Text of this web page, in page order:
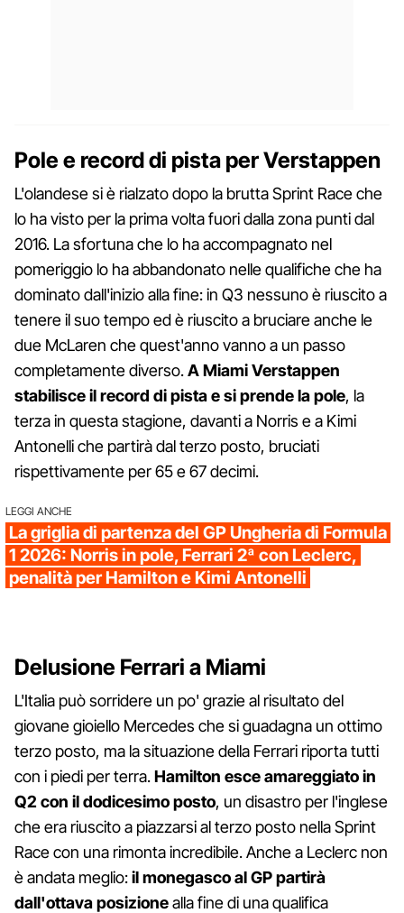
Pole e record di pista per Verstappen
L'olandese si è rialzato dopo la brutta Sprint Race che
lo ha visto per la prima volta fuori dalla zona punti dal
2016. La sfortuna che lo ha accompagnato nel
pomeriggio lo ha abbandonato nelle qualifiche che ha
dominato dall'inizio alla fine: in Q3 nessuno è riuscito a
tenere il suo tempo ed è riuscito a bruciare anche le
due McLaren che quest'anno vanno a un passo
completamente diverso.A Miami Verstappen
stabilisce il record di pista e si prende la pole, la
terza in questa stagione, davanti a Norris e a Kimi
Antonelli che partirà dal terzo posto, bruciati
rispettivamente per 65 e 67 decimi.
LEGGI ANCHE
La griglia di partenza del GP Ungheria di Formula
1 2026: Norris in pole, Ferrari 2ª con Leclerc,
penalità per Hamilton e Kimi Antonelli
Delusione Ferrari a Miami
L'Italia può sorridere un po' grazie al risultato del
giovane gioiello Mercedes che si guadagna un ottimo
terzo posto, ma la situazione della Ferrari riporta tutti
con i piedi per terra.Hamilton esce amareggiato in
Q2 con il dodicesimo posto, un disastro per l'inglese
che era riuscito a piazzarsi al terzo posto nella Sprint
Race con una rimonta incredibile. Anche a Leclerc non
è andata meglio:il monegasco al GP partirà
dall'ottava posizionealla fine di una qualifica